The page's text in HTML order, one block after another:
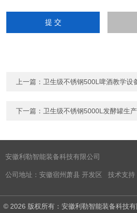
上一篇： 卫生级不锈钢500L啤酒教学设
下一篇： 卫生级不锈钢5000L发酵罐生
安徽利勒智能装备科技有限公司
公司地址：安徽宿州萧县 开发区 技术支持
© 2026 版权所有：安徽利勒智能装备科技